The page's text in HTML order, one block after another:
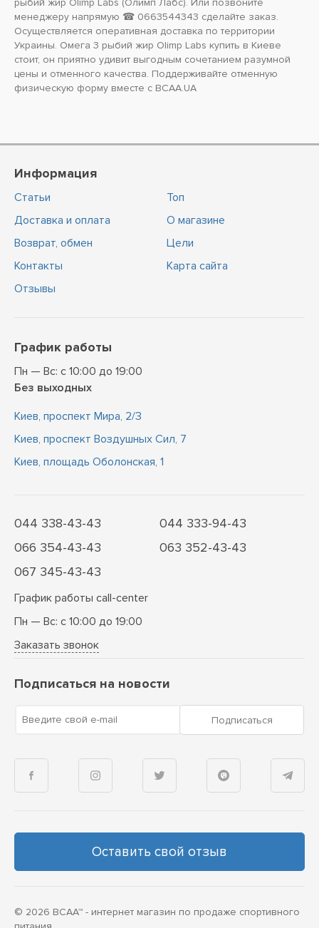
рыбий жир Olimp Labs (Олимп Лабс). Или позвоните
менеджеру напрямую ☎ 0663544343 сделайте заказ.
Осуществляется оперативная доставка по территории
Украины. Омега 3 рыбий жир Olimp Labs купить в Киеве
стоит, он приятно удивит выгодным сочетанием разумной
цены и отменного качества. Поддерживайте отменную
физическую форму вместе с BCAA.UA
Информация
Статьи
Доставка и оплата
Возврат, обмен
Контакты
Отзывы
Топ
О магазине
Цели
Карта сайта
График работы
Пн — Вс: с 10:00 до 19:00
Без выходных
Киев, проспект Мира, 2/3
Киев, проспект Воздушных Сил, 7
Киев, площадь Оболонская, 1
044 338-43-43
044 333-94-43
066 354-43-43
063 352-43-43
067 345-43-43
График работы call-center
Пн — Вс: с 10:00 до 19:00
Заказать звонок
Подписаться на новости
Введите свой e-mail Подписаться
Оставить свой отзыв
© 2026 BCAA™ - интернет магазин по продаже спортивного